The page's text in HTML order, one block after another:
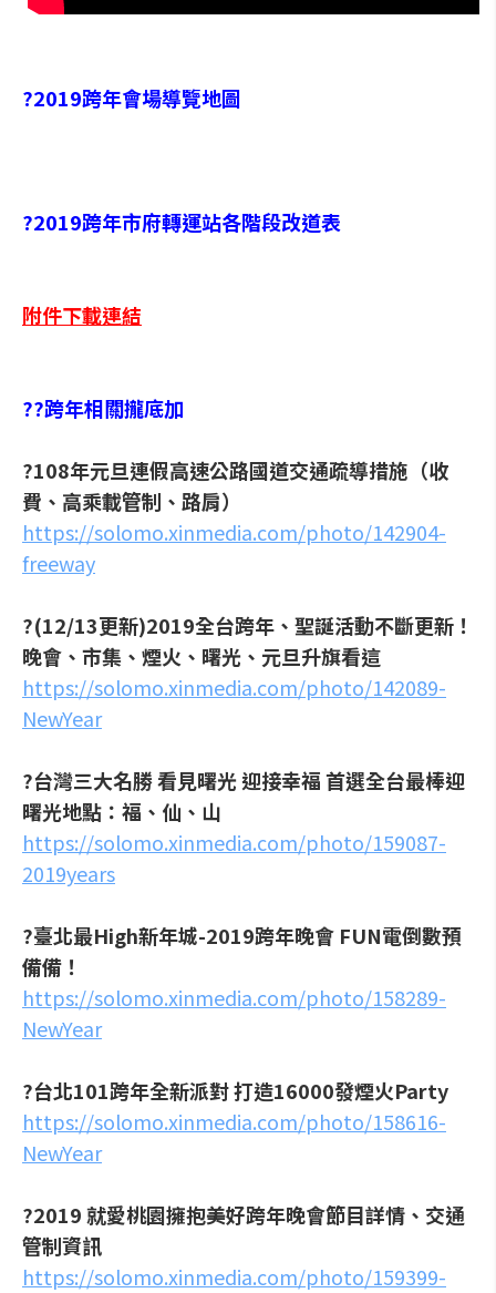
?2019跨年會場導覽地圖
?2019跨年市府轉運站各階段改道表
附件下載連結
??跨年相關攏底加
?108年元旦連假高速公路國道交通疏導措施（收
費、高乘載管制、路肩）
https://solomo.xinmedia.com/photo/142904-
freeway
?(12/13更新)2019全台跨年、聖誕活動不斷更新！
晚會、市集、煙火、曙光、元旦升旗看這
https://solomo.xinmedia.com/photo/142089-
NewYear
?台灣三大名勝 看見曙光 迎接幸福 首選全台最棒迎
曙光地點：福、仙、山
https://solomo.xinmedia.com/photo/159087-
2019years
?臺北最High新年城-2019跨年晚會 FUN電倒數預
備備！
https://solomo.xinmedia.com/photo/158289-
NewYear
?台北101跨年全新派對 打造16000發煙火Party
https://solomo.xinmedia.com/photo/158616-
NewYear
?2019 就愛桃園擁抱美好跨年晚會節目詳情、交通
管制資訊
https://solomo.xinmedia.com/photo/159399-